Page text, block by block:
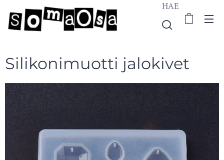
HAE
Silikonimuotti jalokivet